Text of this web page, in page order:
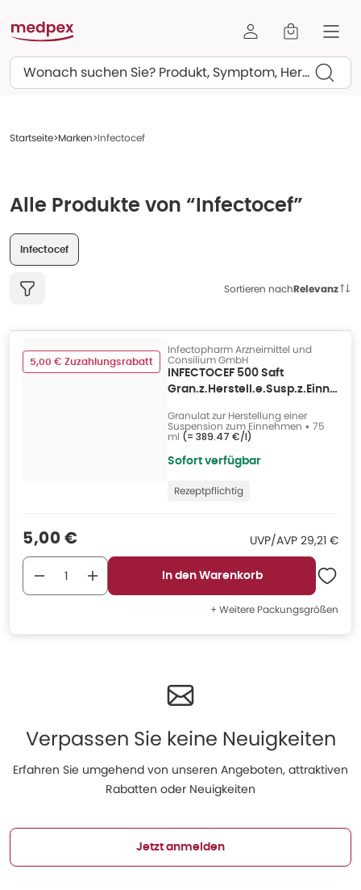
Suchen
Startseite Marken Infectocef
Alle Produkte von “Infectocef”
Infectocef
Sortieren nachRelevanz
5,00 € Zuzahlungsrabatt
Infectopharm Arzneimittel und
Consilium GmbH
INFECTOCEF 500 Saft
Gran.z.Herstell.e.Susp.z.Einn.
Granulat zur Herstellung einer
Suspension zum Einnehmen • 75
ml (= 389.47 €/l)
Sofort verfügbar
Rezeptpflichtig
Verkaufspreis
5,00 € UVP/AVP UVP/AVP
29,21 €
In den Warenkorb
+ Weitere Packungsgrößen
Verpassen Sie keine Neuigkeiten
Erfahren Sie umgehend von unseren Angeboten, attraktiven
Rabatten oder Neuigkeiten
Jetzt anmelden